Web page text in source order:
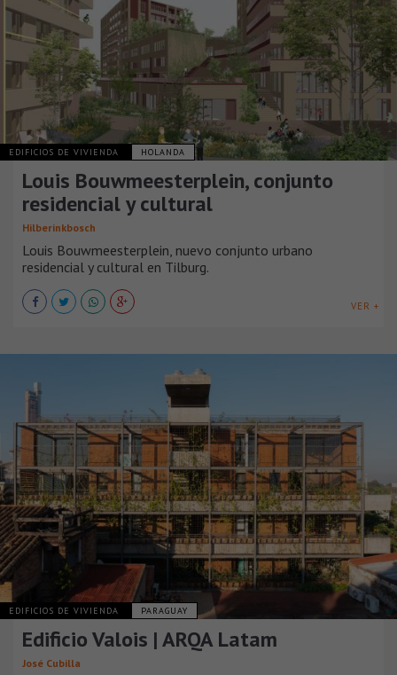
EDIFICIOS DE VIVIENDA HOLANDA
Louis Bouwmeesterplein, conjunto
residencial y cultural
Hilberinkbosch
Louis Bouwmeesterplein, nuevo conjunto urbano
residencial y cultural en Tilburg.
VER +
EDIFICIOS DE VIVIENDA PARAGUAY
Edificio Valois | ARQA Latam
José Cubilla